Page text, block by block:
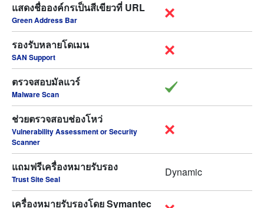
แสดงชื่อองค์กรเป็นสีเขียวที่ URL
Green Address Bar
รองรับหลายโดเมน
SAN Support
ตรวจสอบมัลแวร์
Malware Scan
ช่วยตรวจสอบช่องโหว่
Vulnerability Assessment or Security
Scanner
แถมฟรีเครื่องหมายรับรอง
Trust Site Seal
Dynamic
เครื่องหมายรับรองโดย Symantec